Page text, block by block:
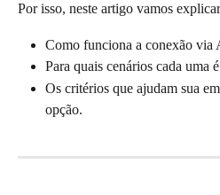
Por isso, neste artigo vamos
Como funciona a conexão
Para quais cenários cada uma
Os critérios que ajudam sua
opção.